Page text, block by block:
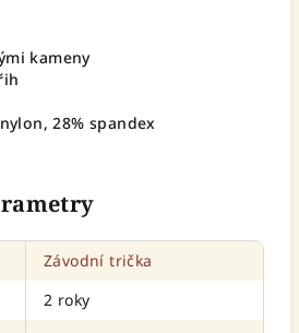
kameny
28% spandex
Závodní trička
2 roky